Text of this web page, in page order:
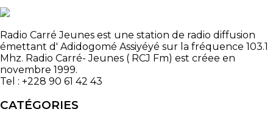
Radio Carré Jeunes est une station de radio diffusion
émettant d' Adidogomé Assiyéyé sur la fréquence 103.1
Mhz. Radio Carré- Jeunes ( RCJ Fm) est créee en
novembre 1999.
Tel : +228 90 61 42 43
CATÉGORIES